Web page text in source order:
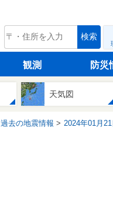
tenki.jp 検索
観測 防災
天気図
過去の地震情報 2024年01月21